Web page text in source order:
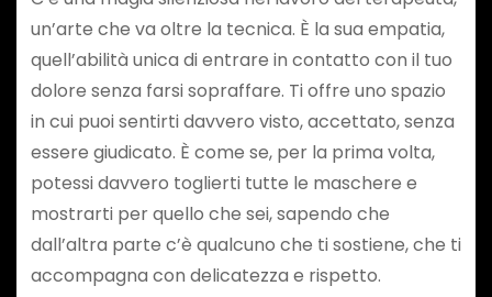
un’arte che va oltre la tecnica. È la sua empatia,
quell’abilità unica di entrare in contatto con il tuo
dolore senza farsi sopraffare. Ti offre uno spazio
in cui puoi sentirti davvero visto, accettato, senza
essere giudicato. È come se, per la prima volta,
potessi davvero toglierti tutte le maschere e
mostrarti per quello che sei, sapendo che
dall’altra parte c’è qualcuno che ti sostiene, che ti
accompagna con delicatezza e rispetto.